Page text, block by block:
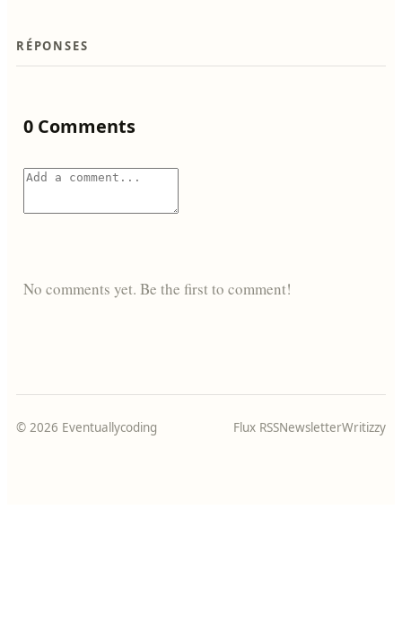
RÉPONSES
0 Comments
No comments yet. Be the first to comment!
© 2026 Eventuallycoding Flux RSSNewsletterWritizzy